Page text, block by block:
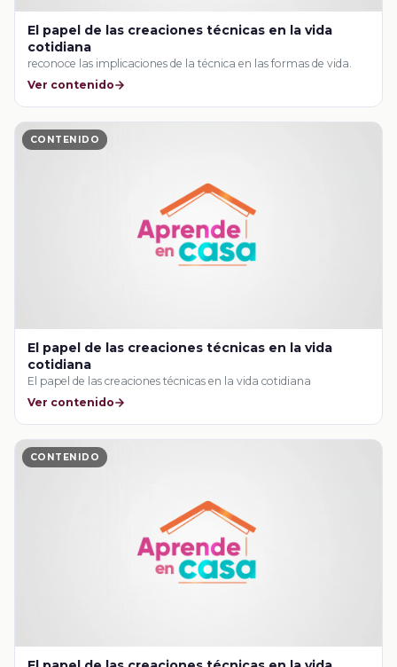
El papel de las creaciones técnicas en la vida
cotidiana
reconoce las implicaciones de la técnica en las formas de vida.
Ver contenido
CONTENIDO
El papel de las creaciones técnicas en la vida
cotidiana
El papel de las creaciones técnicas en la vida cotidiana
Ver contenido
CONTENIDO